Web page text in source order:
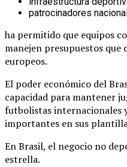
patrocinadores
ha permitido que equipos
manejen presupuestos
europeos.
El poder económico del
capacidad para mantener
futbolistas internacionales
importantes en sus
En Brasil, el negocio no
estrella.